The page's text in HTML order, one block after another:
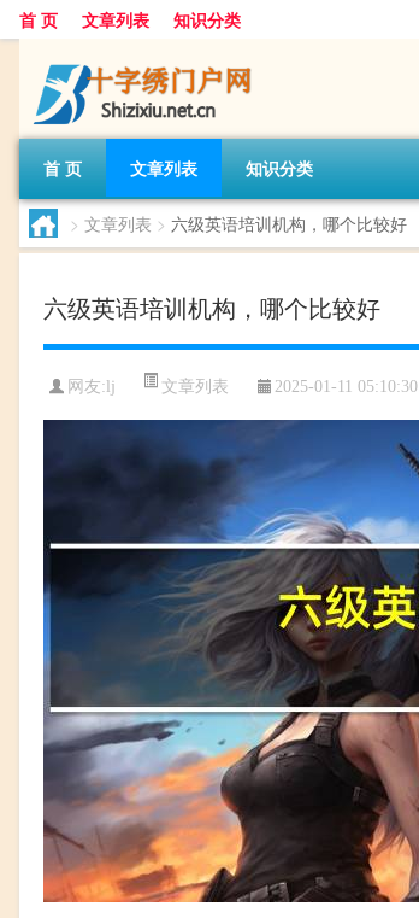
首 页 文章列表 知识分类
首 页 文章列表 知识分类
> 文章列表 > 六级英语培训机构，哪个比较好
六级英语培训机构，哪个比较好
网友:lj 文章列表 2025-01-11 05:10:30